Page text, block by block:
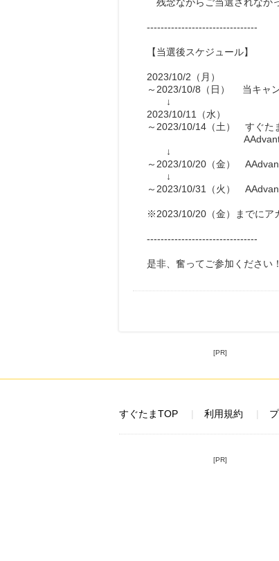
--------------------------------
【当選後スケジュール】
2023/10/2（月）
～2023/10/8（日） 当キャ
↓
2023/10/11（水）
～2023/10/14（土） すぐた
AAdvantageプログラ
↓
～2023/10/20（金）
↓
～2023/10/31（火）
※2023/10/20（金）までにア
--------------------------------
是非、奮ってご参加ください！
[PR]
すぐたまTOP 利用規約
[PR]